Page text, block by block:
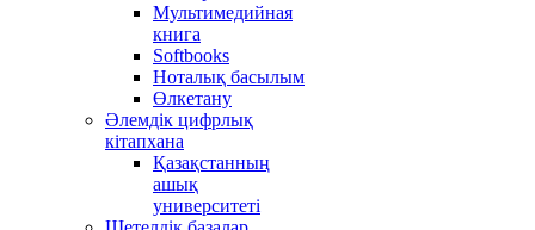
Мультимедийная
книга
Softbooks
Ноталық басылым
Өлкетану
Әлемдік цифрлық
кітапхана
Қазақстанның
ашық
университеті